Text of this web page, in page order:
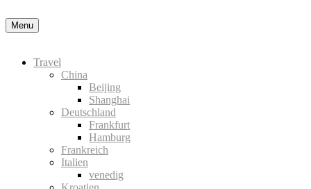
Menu
Travel
China
Beijing
Shanghai
Deutschland
Frankfurt
Hamburg
Frankreich
Italien
venedig
in der Datenschutzerklärung